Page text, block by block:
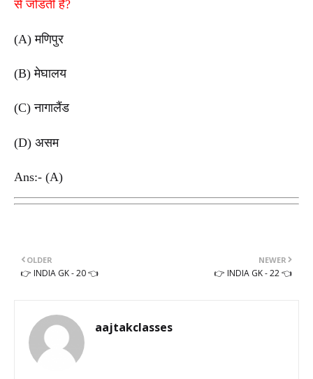
से जोडती है?
(A) मणिपुर
(B) मेघालय
(C) नागालैंड
(D) असम
Ans:- (A)
NEWER
👉 INDIA GK - 22 👈
OLDER
👉 INDIA GK - 20 👈
aajtakclasses